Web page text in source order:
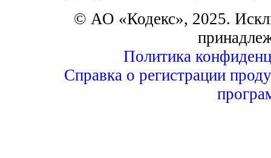
© АО «Кодекс», 2025.
Политика
Справка о регистрации